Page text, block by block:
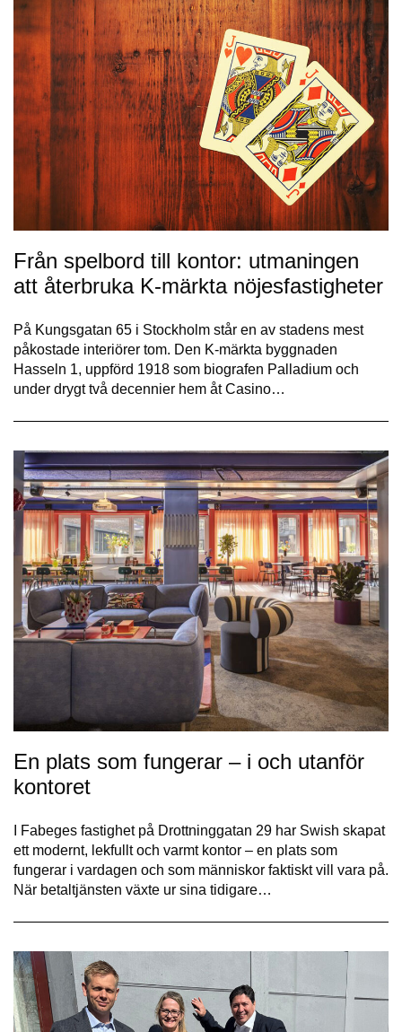
Från spelbord till kontor: utmaningen
att återbruka K-märkta nöjesfastigheter
På Kungsgatan 65 i Stockholm står en av stadens mest
påkostade interiörer tom. Den K-märkta byggnaden
Hasseln 1, uppförd 1918 som biografen Palladium och
under drygt två decennier hem åt Casino…
En plats som fungerar – i och utanför
kontoret
I Fabeges fastighet på Drottninggatan 29 har Swish skapat
ett modernt, lekfullt och varmt kontor – en plats som
fungerar i vardagen och som människor faktiskt vill vara på.
När betaltjänsten växte ur sina tidigare…